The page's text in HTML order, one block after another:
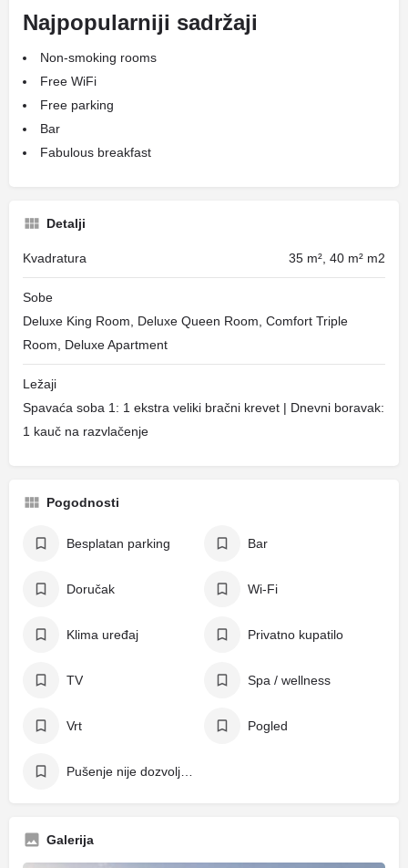
Najpopularniji sadržaji
Non-smoking rooms
Free WiFi
Free parking
Bar
Fabulous breakfast
Detalji
Kvadratura 35 m², 40 m² m2
Sobe
Deluxe King Room, Deluxe Queen Room, Comfort Triple
Room, Deluxe Apartment
Ležaji
Spavaća soba 1: 1 ekstra veliki bračni krevet | Dnevni boravak:
1 kauč na razvlačenje
Pogodnosti
Besplatan parking Bar
Doručak Wi-Fi
Klima uređaj Privatno kupatilo
TV Spa / wellness
Vrt Pogled
Galerija